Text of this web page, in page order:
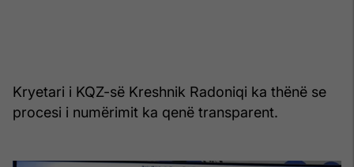
Kryetari i KQZ-së Kreshnik Radoniqi ka thënë se
procesi i numërimit ka qenë transparent.